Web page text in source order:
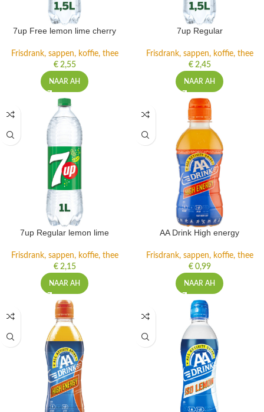
7up Free lemon lime cherry
Frisdrank, sappen, koffie, thee
€2,55
NAAR AH
7up Regular
Frisdrank, sappen, koffie, thee
€2,45
NAAR AH
7up Regular lemon lime
Frisdrank, sappen, koffie, thee
€2,15
NAAR AH
AA Drink High energy
Frisdrank, sappen, koffie, thee
€0,99
NAAR AH